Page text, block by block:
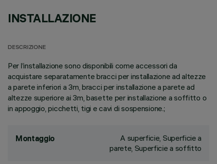
INSTALLAZIONE
DESCRIZIONE
Per l’installazione sono disponibili come accessori da
acquistare separatamente bracci per installazione ad altezze
a parete inferiori a 3m, bracci per installazione a parete ad
altezze superiore ai 3m, basette per installazione a soffitto o
in appoggio, picchetti, tigi e cavi di sospensione.;
Montaggio
A superficie, Superficie a
parete, Superficie a soffitto